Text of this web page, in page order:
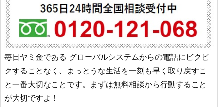
毎日ヤミ金である グローバルシステムからの電話にビクビ
クすることなく、まっとうな生活を一刻も早く取り戻すこ
と一番大切なことです。まずは無料相談から行動すること
が大切ですよ！